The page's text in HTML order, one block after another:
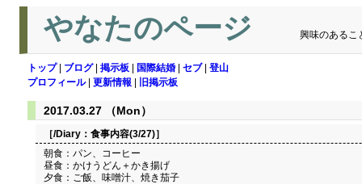
やなたのページ 興味のあるこ
トップ| ブログ| 掲示板 国際結婚 セブ| 登山
プロフィール| 更新情報 旧掲示板
2017.03.27 （Mon）
［/Diary： 食事内容(3/27)］
朝食：パン、コーヒー
昼食：かけうどん＋かき揚げ
夕食：ご飯、味噌汁、焼き茄子